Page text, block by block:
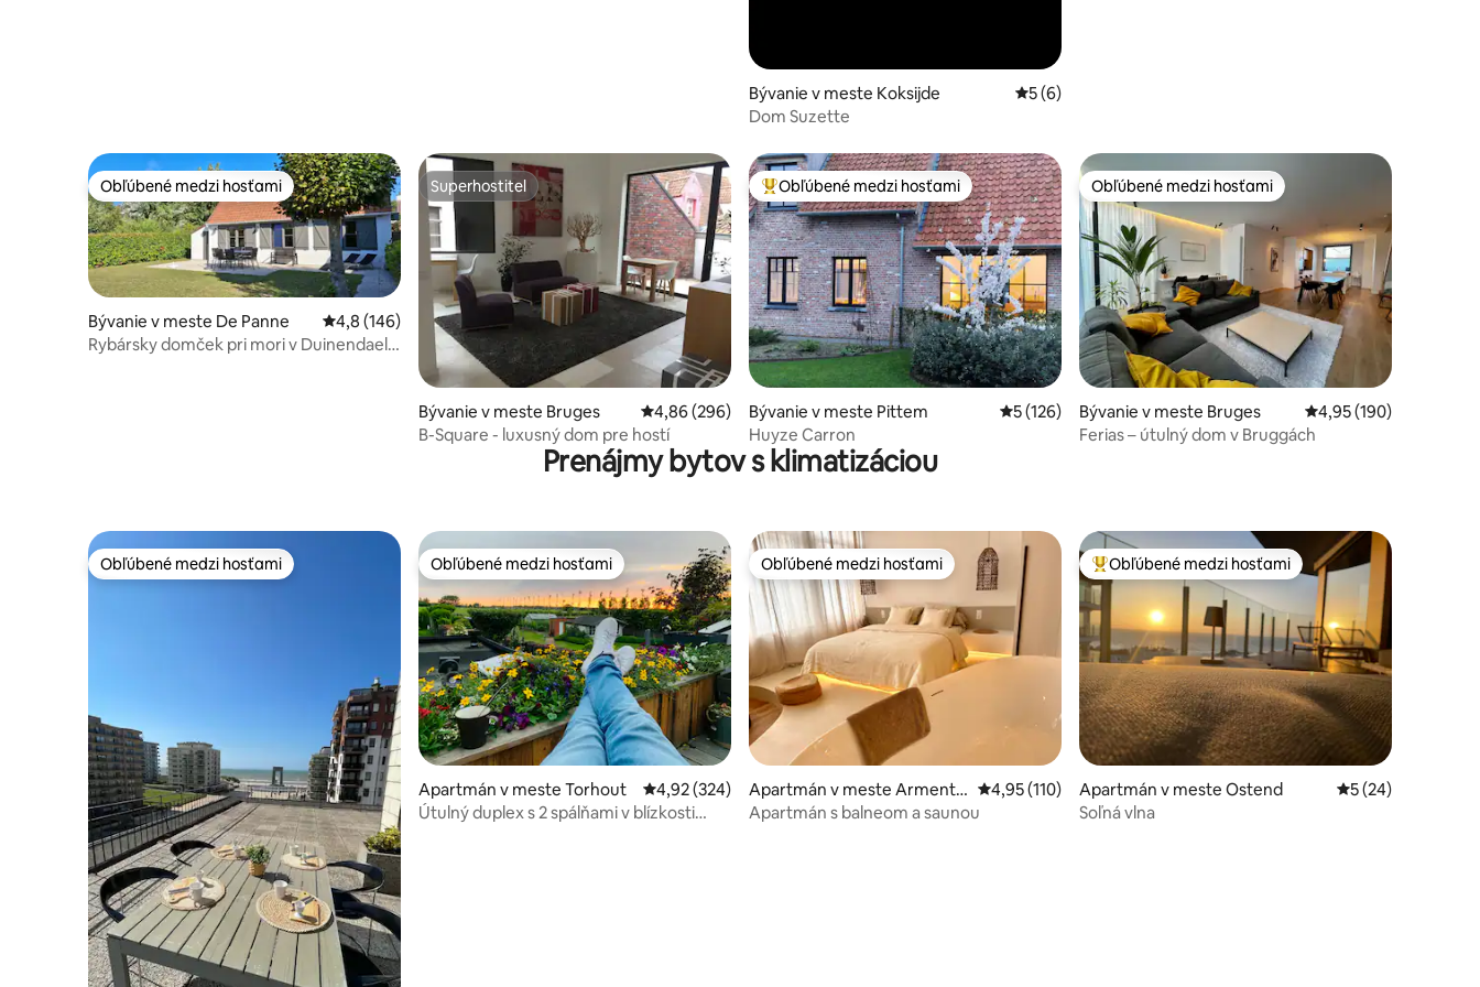
Bývanie v meste Koksijde Priemerné ohodnotenie 5 z 5, počet hodnotení: 6
5 (6)
Dom Suzette
Obľúbené medzi hosťami
Obľúbené medzi hosťami
Bývanie v meste De Panne Priemerné ohodnotenie 4,8 z 5, počet hodnotení: 146
4,8 (146)
Rybársky domček pri mori v Duinendaele
Superhostiteľ
Superhostiteľ
Bývanie v meste Bruges Priemerné ohodnotenie 4,86 z 5, počet hodnotení: 296
4,86 (296)
B-Square - luxusný dom pre hostí
Najobľúbenejšie medzi hosťami
Obľúbené medzi hosťami
Bývanie v meste Pittem Priemerné ohodnotenie 5 z 5, počet hodnotení: 126
5 (126)
Huyze Carron
Obľúbené medzi hosťami
Obľúbené medzi hosťami
Bývanie v meste Bruges Priemerné
4,95 (190)
Ferias – útulný dom v Bruggách
Prenájmy bytov s klimatizáciou
Obľúbené medzi hosťami
Obľúbené medzi hosťami Obľúbené medzi hosťami
Obľúbené medzi hosťami
Apartmán v meste Torhout Priemerné ohodnotenie 4,92 z 5, počet hodnotení: 324
4,92 (324)
Útulný duplex s 2 spálňami v blízkosti
Obľúbené medzi hosťami
Obľúbené medzi hosťami
Apartmán v meste Armentiè
res
Priemerné ohodnotenie 4,95 z 5, počet hodnotení: 110
4,95 (110)
Apartmán s balneom a saunou
Najobľúbenejšie medzi hosťami
Obľúbené medzi hosťami
Apartmán v meste Ostend Priemerné
5 (24)
Soľná vlna